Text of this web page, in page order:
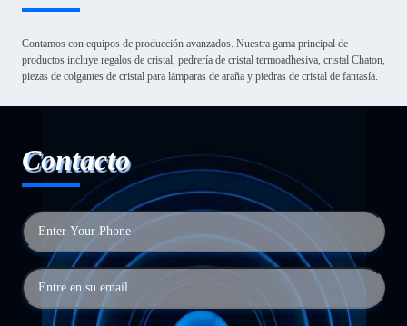
Contamos con equipos de producción avanzados. Nuestra gama principal de
productos incluye regalos de cristal, pedrería de cristal termoadhesiva, cristal Chaton,
piezas de colgantes de cristal para lámparas de araña y piedras de cristal de fantasía.
Contacto